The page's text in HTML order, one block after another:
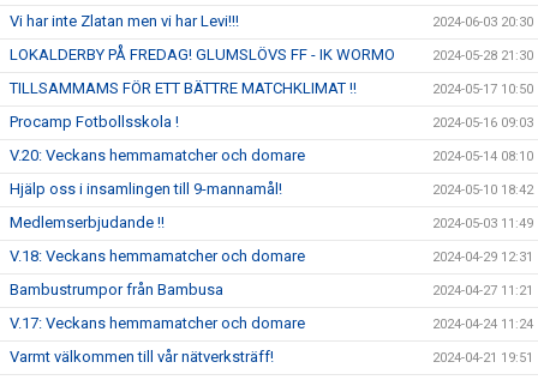
Vi har inte Zlatan men vi har Levi!!! 2024-06-03 20:30
LOKALDERBY PÅ FREDAG! GLUMSLÖVS FF - IK WORMO 2024-05-28 21:30
TILLSAMMAMS FÖR ETT BÄTTRE MATCHKLIMAT !! 2024-05-17 10:50
Procamp Fotbollsskola ! 2024-05-16 09:03
V.20: Veckans hemmamatcher och domare 2024-05-14 08:10
Hjälp oss i insamlingen till 9-mannamål! 2024-05-10 18:42
Medlemserbjudande !! 2024-05-03 11:49
V.18: Veckans hemmamatcher och domare 2024-04-29 12:31
Bambustrumpor från Bambusa 2024-04-27 11:21
V.17: Veckans hemmamatcher och domare 2024-04-24 11:24
Varmt välkommen till vår nätverksträff! 2024-04-21 19:51